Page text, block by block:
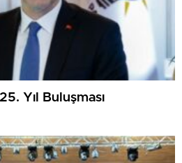
Yıl Buluşması